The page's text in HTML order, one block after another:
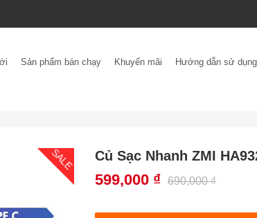
Sản phẩm bán chạy Khuyến mãi
Hướng dẫn sử dụng
SALE Củ Sạc Nhanh ZMI
599,000 ₫ 690,000₫